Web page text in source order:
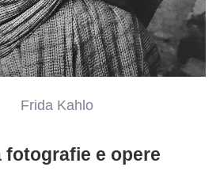
Frida Kahlo
fotografie e opere